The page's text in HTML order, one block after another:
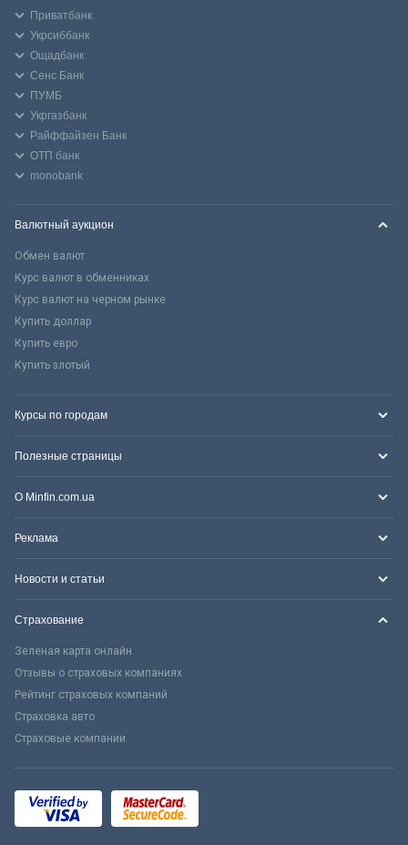
Приватбанк
Укрсиббанк
Ощадбанк
Сенс Банк
ПУМБ
Укргазбанк
Райффайзен Банк
ОТП банк
monobank
Валютный аукцион
Обмен валют
Курс валют в обменниках
Курс валют на черном рынке
Купить доллар
Купить евро
Купить злотый
Курсы по городам
Полезные страницы
О Minfin.com.ua
Реклама
Новости и статьи
Страхование
Зеленая карта онлайн
Отзывы о страховых компаниях
Рейтинг страховых компаний
Страховка авто
Страховые компании